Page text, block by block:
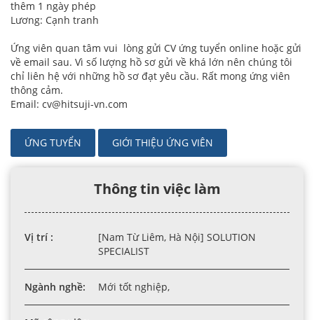
thêm 1 ngày phép
Lương: Cạnh tranh
Ứng viên quan tâm vui lòng gửi CV ứng tuyển online hoặc gửi
về email sau. Vì số lượng hồ sơ gửi về khá lớn nên chúng tôi
chỉ liên hệ với những hồ sơ đạt yêu cầu. Rất mong ứng viên
thông cảm.
Email: cv@hitsuji-vn.com
ỨNG TUYỂN GIỚI THIỆU ỨNG VIÊN
Thông tin việc làm
Vị trí :
[Nam Từ Liêm, Hà Nội] SOLUTION
SPECIALIST
Ngành nghề: Mới tốt nghiệp,